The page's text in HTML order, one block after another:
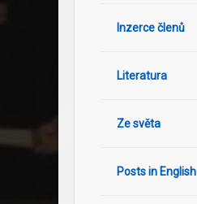
Inzerce členů
Literatura
Ze světa
Posts in English